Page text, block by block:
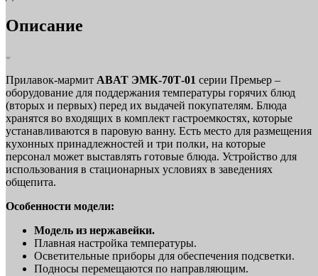
Описание
Прилавок‑мармит ABAT ЭМК‑70Т‑01 серии Премьер –
оборудование для поддержания температуры горячих блюд
(вторых и первых) перед их выдачей покупателям. Блюда
хранятся во входящих в комплект гастроемкостях, которые
устанавливаются в паровую ванну. Есть место для размещения
кухонных принадлежностей и три полки, на которые
персонал может выставлять готовые блюда. Устройство для
использования в стационарных условиях в заведениях
общепита.
Особенности модели:
Модель из нержавейки.
Плавная настройка температуры.
Осветительные приборы для обеспечения подсветки.
Подносы перемещаются по направляющим.